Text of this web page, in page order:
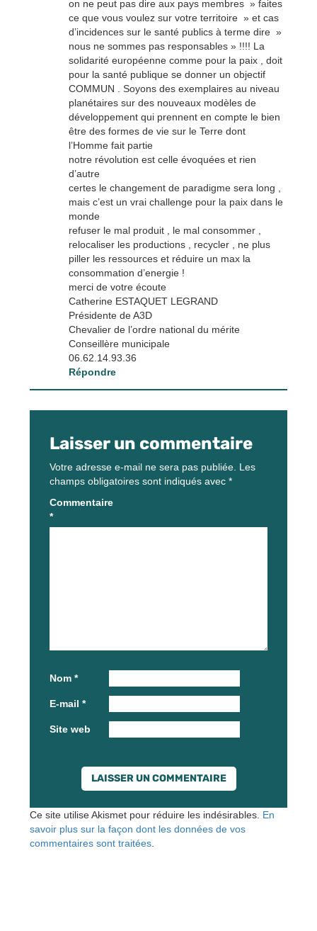
on ne peut pas dire aux pays membres » faites
ce que vous voulez sur votre territoire » et cas
d’incidences sur le santé publics à terme dire »
nous ne sommes pas responsables » !!!! La
solidarité européenne comme pour la paix , doit
pour la santé publique se donner un objectif
COMMUN . Soyons des exemplaires au niveau
planétaires sur des nouveaux modèles de
développement qui prennent en compte le bien
être des formes de vie sur le Terre dont
l’Homme fait partie
notre révolution est celle évoquées et rien
d’autre
certes le changement de paradigme sera long ,
mais c’est un vrai challenge pour la paix dans le
monde
refuser le mal produit , le mal consommer ,
relocaliser les productions , recycler , ne plus
piller les ressources et réduire un max la
consommation d’energie !
merci de votre écoute
Catherine ESTAQUET LEGRAND
Présidente de A3D
Chevalier de l’ordre national du mérite
Conseillère municipale
06.62.14.93.36
Répondre
Laisser un commentaire
Votre adresse e-mail ne sera pas publiée. Les
champs obligatoires sont indiqués avec *
Commentaire
*
Nom *
E-mail *
Site web
Ce site utilise Akismet pour réduire les indésirables. En
savoir plus sur la façon dont les données de vos
commentaires sont traitées